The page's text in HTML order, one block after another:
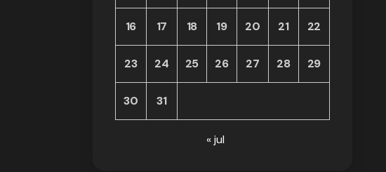
16 17 18 19 20 21 22
23 24 25 26 27 28 29
30 31
« jul